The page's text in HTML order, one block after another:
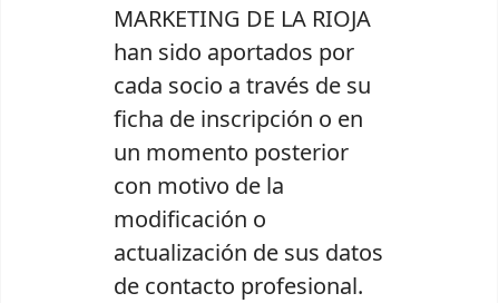
MARKETING DE LA RIOJA
han sido aportados por
cada socio a través de su
ficha de inscripción o en
un momento posterior
con motivo de la
modificación o
actualización de sus datos
de contacto profesional.